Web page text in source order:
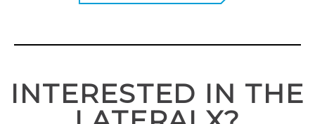
INTERESTED IN THE